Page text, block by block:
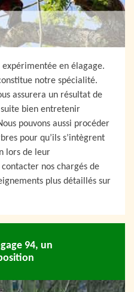
en élagage.
notre spécialité.
assurera un résultat de
bien entretenir
pouvons aussi procéder
pour qu’ils s’intègrent
lors de leur
nos chargés de
plus détaillés sur
94, un